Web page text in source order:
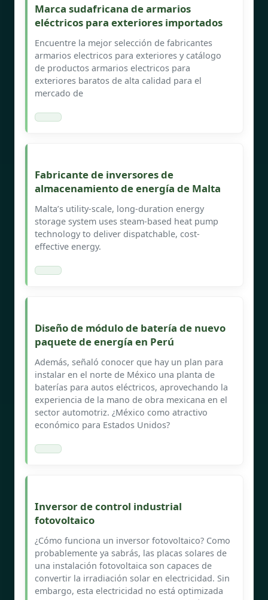
Marca sudafricana de armarios
eléctricos para exteriores importados
Encuentre la mejor selección de fabricantes
armarios electricos para exteriores y catálogo
de productos armarios electricos para
exteriores baratos de alta calidad para el
mercado de
Fabricante de inversores de
almacenamiento de energía de Malta
Malta’s utility-scale, long-duration energy
storage system uses steam-based heat pump
technology to deliver dispatchable, cost-
effective energy.
Diseño de módulo de batería de nuevo
paquete de energía en Perú
Además, señaló conocer que hay un plan para
instalar en el norte de México una planta de
baterías para autos eléctricos, aprovechando la
experiencia de la mano de obra mexicana en el
sector automotriz. ¿México como atractivo
económico para Estados Unidos?
Inversor de control industrial
fotovoltaico
¿Cómo funciona un inversor fotovoltaico? Como
probablemente ya sabrás, las placas solares de
una instalación fotovoltaica son capaces de
convertir la irradiación solar en electricidad. Sin
embargo, esta electricidad no está optimizada